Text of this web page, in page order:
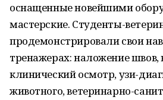
оснащенные новейшими
мастерские. Студенты-
продемонстрировали свои
тренажерах: наложение швов,
клинический осмотр, узи-
животного, ветеринарно-